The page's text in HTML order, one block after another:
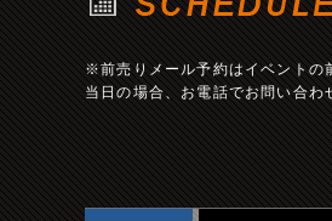
※前売りメール予約はイベントの
当日の場合、お電話でお問い合